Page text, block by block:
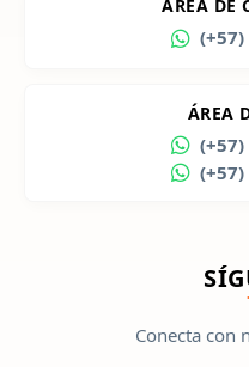
ÁREA DE
ÁREA
Conecta con